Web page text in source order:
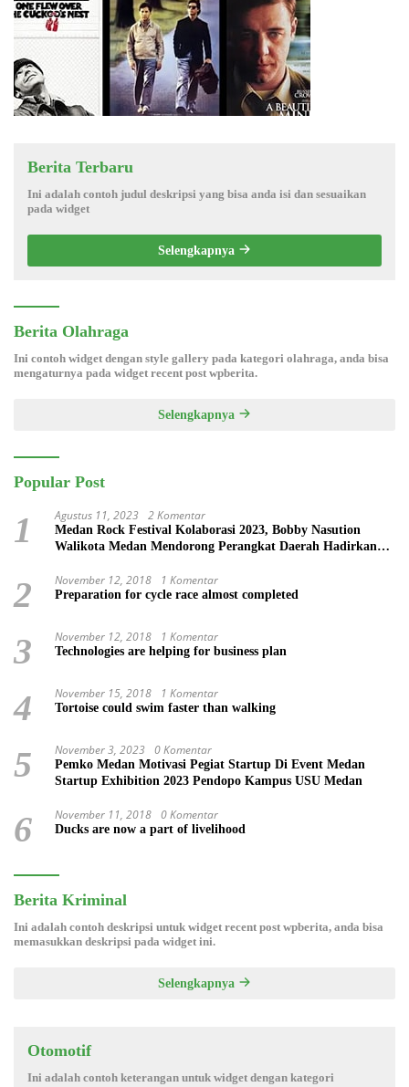
Berita Terbaru
Ini adalah contoh judul deskripsi yang bisa anda isi dan sesuaikan
pada widget
Selengkapnya
Berita Olahraga
Ini contoh widget dengan style gallery pada kategori olahraga, anda bisa
mengaturnya pada widget recent post wpberita.
Selengkapnya
Popular Post
1 Agustus 11, 2023 2 Komentar
Medan Rock Festival Kolaborasi 2023, Bobby Nasution
Walikota Medan Mendorong Perangkat Daerah Hadirkan
2 November 12, 2018 1 Komentar
Preparation for cycle race almost completed
3 November 12, 2018 1 Komentar
Technologies are helping for business plan
4 November 15, 2018 1 Komentar
Tortoise could swim faster than walking
5 November 3, 2023 0 Komentar
Pemko Medan Motivasi Pegiat Startup Di Event Medan
Startup Exhibition 2023 Pendopo Kampus USU Medan
6 November 11, 2018 0 Komentar
Ducks are now a part of livelihood
Berita Kriminal
Ini adalah contoh deskripsi untuk widget recent post wpberita, anda bisa
memasukkan deskripsi pada widget ini.
Selengkapnya
Otomotif
Ini adalah contoh keterangan untuk widget dengan kategori